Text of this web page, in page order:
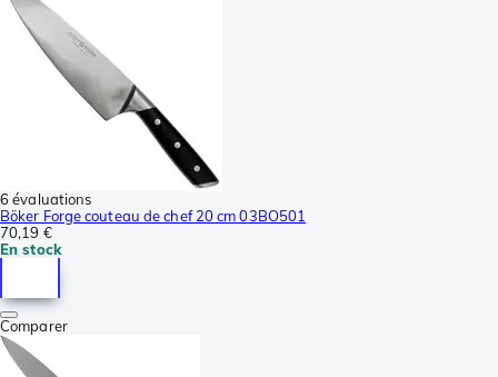
6 évaluations
Böker Forge couteau de chef 20 cm 03BO501
70,19 €
En stock
Comparer